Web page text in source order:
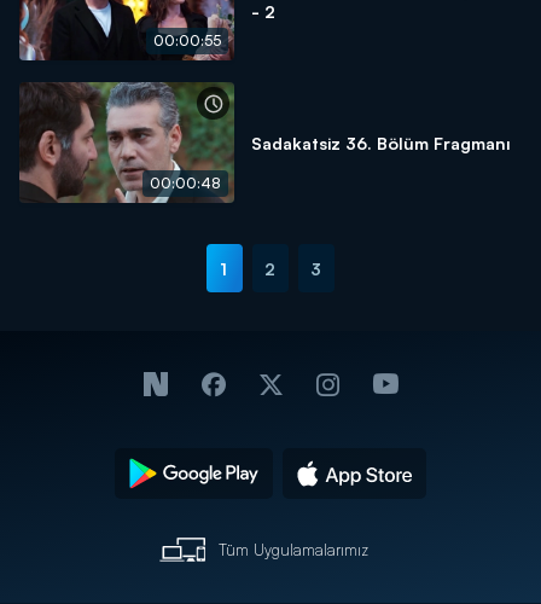
00:00:55
- 2
00:00:48
Sadakatsiz 36. Bölüm Fragmanı
1 2 3
Tüm Uygulamalarımız